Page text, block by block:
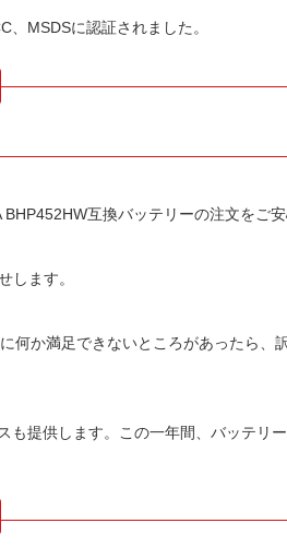
MSDSに認証されました。
BHP452HW互換バッテリーの注文をご安
します。
何か満足できないところがあったら、
も提供します。この一年間、バッテリ